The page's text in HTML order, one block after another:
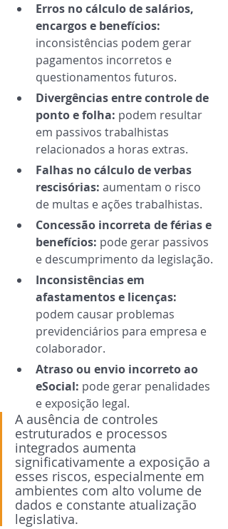
Erros no cálculo de salários,
encargos e benefícios:
inconsistências podem gerar
pagamentos incorretos e
questionamentos futuros.
Divergências entre controle de
ponto e folha: podem resultar
em passivos trabalhistas
relacionados a horas extras.
Falhas no cálculo de verbas
rescisórias: aumentam o risco
de multas e ações trabalhistas.
Concessão incorreta de férias e
benefícios: pode gerar passivos
e descumprimento da legislação.
Inconsistências em
afastamentos e licenças:
podem causar problemas
previdenciários para empresa e
colaborador.
Atraso ou envio incorreto ao
eSocial: pode gerar penalidades
e exposição legal.
A ausência de controles
estruturados e processos
integrados aumenta
significativamente a exposição a
esses riscos, especialmente em
ambientes com alto volume de
dados e constante atualização
legislativa.